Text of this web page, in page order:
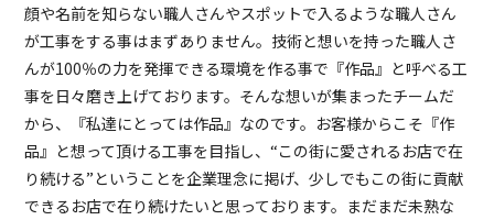
顔や名前を知らない職人さんやスポットで入るような職人さん
が工事をする事はまずありません。技術と想いを持った職人さ
んが100％の力を発揮できる環境を作る事で『作品』と呼べる工
事を日々磨き上げております。そんな想いが集まったチームだ
から、『私達にとっては作品』なのです。お客様からこそ『作
品』と想って頂ける工事を目指し、“この街に愛されるお店で在
り続ける”ということを企業理念に掲げ、少しでもこの街に貢献
できるお店で在り続けたいと思っております。まだまだ未熟な